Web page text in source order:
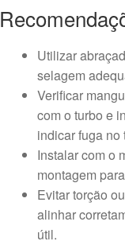
Utilizar
selagem
Verificar
com o turbo e
indicar fuga no
Instalar com o
montagem
Evitar torção
alinhar
útil.